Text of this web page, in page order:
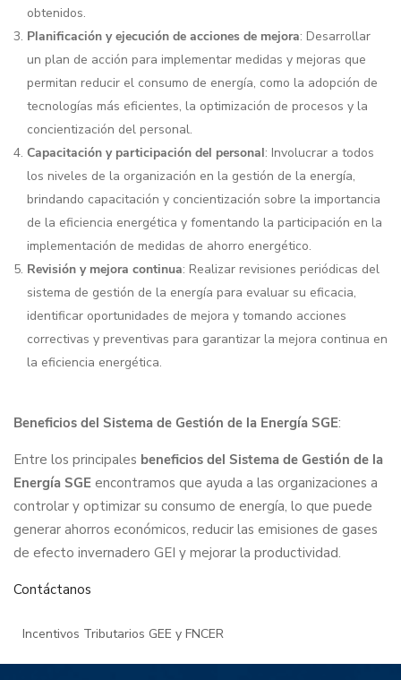
obtenidos.
Planificación y ejecución de acciones de mejora: Desarrollar
un plan de acción para implementar medidas y mejoras que
permitan reducir el consumo de energía, como la adopción de
tecnologías más eficientes, la optimización de procesos y la
concientización del personal.
Capacitación y participación del personal: Involucrar a todos
los niveles de la organización en la gestión de la energía,
brindando capacitación y concientización sobre la importancia
de la eficiencia energética y fomentando la participación en la
implementación de medidas de ahorro energético.
Revisión y mejora continua: Realizar revisiones periódicas del
sistema de gestión de la energía para evaluar su eficacia,
identificar oportunidades de mejora y tomando acciones
correctivas y preventivas para garantizar la mejora continua en
la eficiencia energética.
Beneficios del Sistema de Gestión de la Energía SGE:
Entre los principales beneficios del Sistema de Gestión de la
Energía SGE encontramos que ayuda a las organizaciones a
controlar y optimizar su consumo de energía, lo que puede
generar ahorros económicos, reducir las emisiones de gases
de efecto invernadero GEI y mejorar la productividad.
Contáctanos
Incentivos Tributarios GEE y FNCER